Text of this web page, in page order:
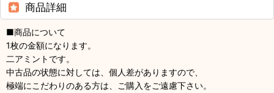
商品詳細
■商品について
1枚の金額になります。
二アミントです。
中古品の状態に対しては、個人差がありますので、
極端にこだわりのある方は、ご購入をご遠慮下さい。